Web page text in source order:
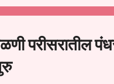
परीसरातील